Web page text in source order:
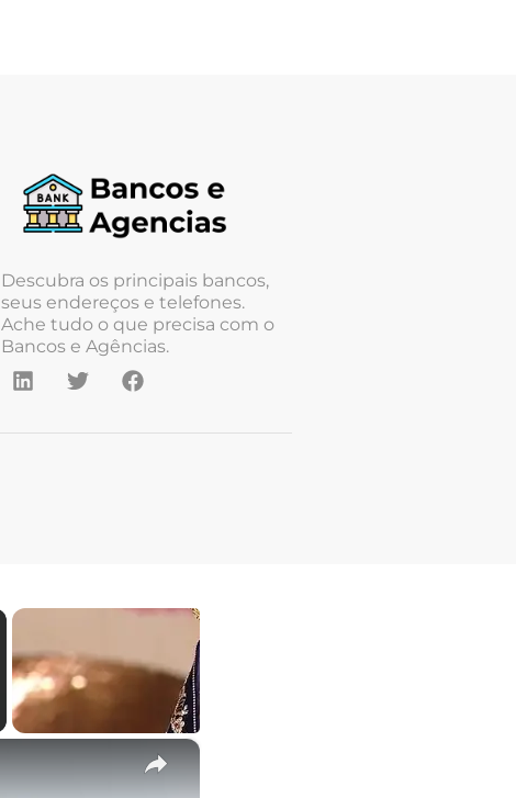
Descubra os principais bancos,
seus endereços e telefones.
Ache tudo o que precisa com o
Bancos e Agências.
×